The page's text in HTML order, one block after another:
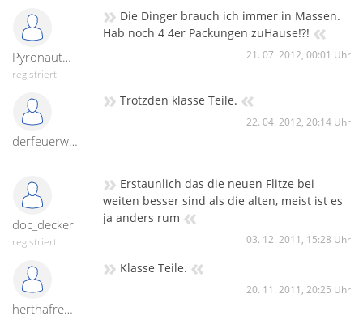
PyronautGruzi
registriert
» Die Dinger brauch ich immer in Massen.
Hab noch 4 4er Packungen zuHause!?! «
21. 07. 2012, 00:01 Uhr
derfeuerwerktester
» Trotzden klasse Teile. «
22. 04. 2012, 20:14 Uhr
doc_decker
registriert
» Erstaunlich das die neuen Flitze bei
weiten besser sind als die alten, meist ist es
ja anders rum «
03. 12. 2011, 15:28 Uhr
herthafreundsoltau
» Klasse Teile. «
20. 11. 2011, 20:25 Uhr